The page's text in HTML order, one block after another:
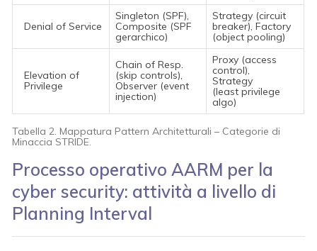
Denial of Service
Singleton (SPF),
Composite (SPF
gerarchico)
Strategy (circuit
breaker), Factory
(object pooling)
Elevation of
Privilege
Chain of Resp.
(skip controls),
Observer (event
injection)
Proxy (access
control),
Strategy
(least privilege
algo)
Tabella 2. Mappatura Pattern Architetturali – Categorie di
Minaccia STRIDE.
Processo operativo AARM per la
cyber security: attività a livello di
Planning Interval